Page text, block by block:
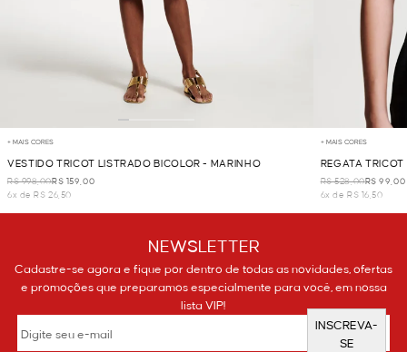
+ MAIS CORES
VESTIDO TRICOT LISTRADO BICOLOR - MARINHO
R$ 998,00R$ 159,00
6x de R$ 26,50
+ MAIS CORES
REGATA
R$ 528,00R$ 99,00
6x de R$ 16,50
NEWSLETTER
Cadastre-se agora e fique por dentro de todas as novidades, ofertas
e promoções que preparamos especialmente para você, em nossa
lista VIP!
INSCREVA-
SE